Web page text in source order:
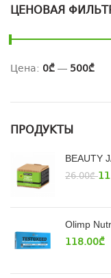
ЦЕНОВАЯ
Цена: 0₾— 500₾
ПРОДУКТЫ
BEAUTY
26.00₾
Olimp
118.00₾